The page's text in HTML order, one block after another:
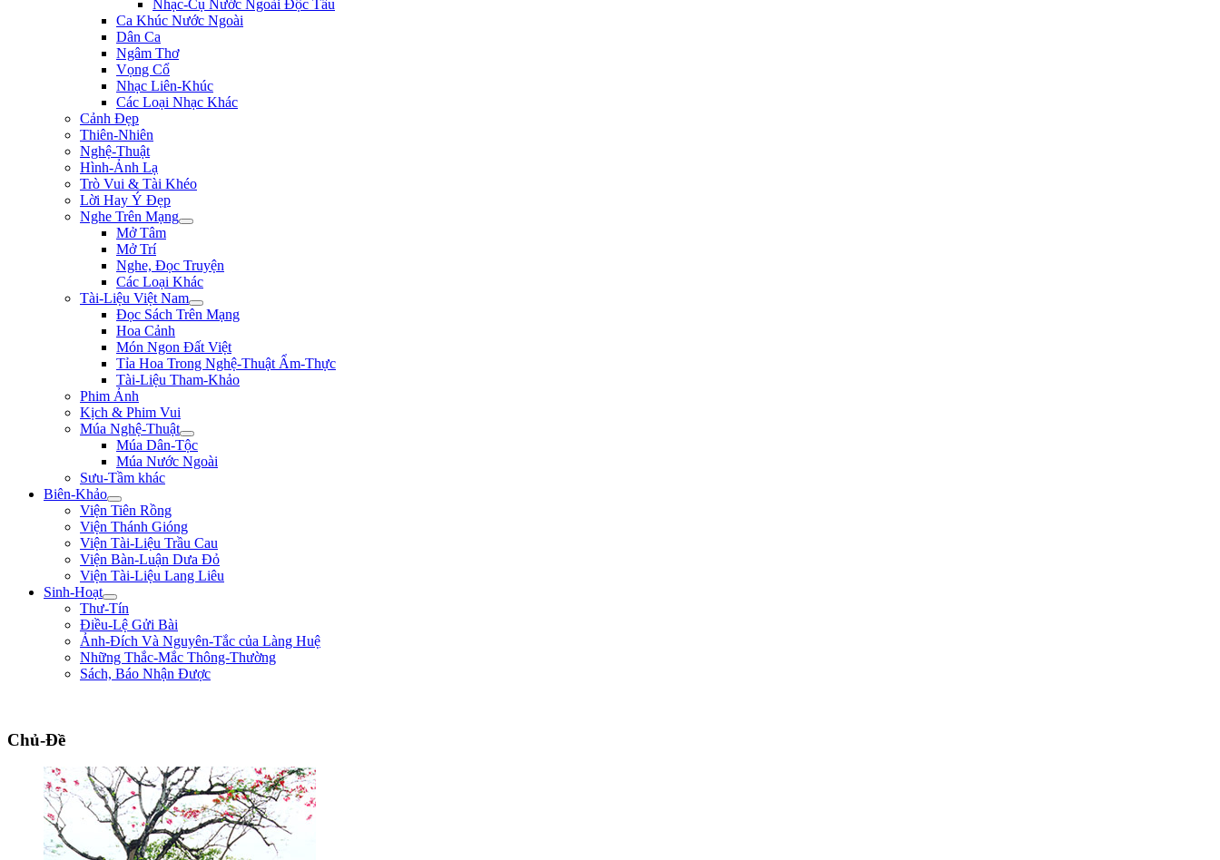
Nhạc-Cụ Nước Ngoài Độc Tấu
Ca Khúc Nước Ngoài
Dân Ca
Ngâm Thơ
Vọng Cổ
Nhạc Liên-Khúc
Các Loại Nhạc Khác
Cảnh Đẹp
Thiên-Nhiên
Nghệ-Thuật
Hình-Ảnh Lạ
Trò Vui & Tài Khéo
Lời Hay Ý Đẹp
Nghe Trên Mạng
Mở Tâm
Mở Trí
Nghe, Đọc Truyện
Các Loại Khác
Tài-Liệu Việt Nam
Đọc Sách Trên Mạng
Hoa Cảnh
Món Ngon Đất Việt
Tỉa Hoa Trong Nghệ-Thuật Ẩm-Thực
Tài-Liệu Tham-Khảo
Phim Ảnh
Kịch & Phim Vui
Múa Nghệ-Thuật
Múa Dân-Tộc
Múa Nước Ngoài
Sưu-Tầm khác
Biên-Khảo
Viện Tiên Rồng
Viện Thánh Gióng
Viện Tài-Liệu Trầu Cau
Viện Bàn-Luận Dưa Đỏ
Viện Tài-Liệu Lang Liêu
Sinh-Hoạt
Thư-Tín
Điều-Lệ Gửi Bài
Ảnh-Đích Và Nguyên-Tắc của Làng Huệ
Những Thắc-Mắc Thông-Thường
Sách, Báo Nhận Được
Chủ-Đề